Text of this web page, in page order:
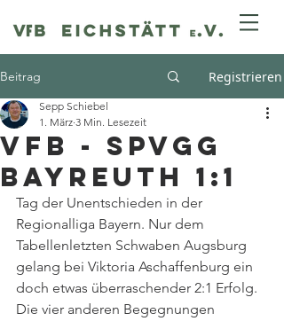
Beitrag Registrieren
VfB - SpVgg
Bayreuth 1:1
Sepp Schiebel
1. März 3 Min. Lesezeit
Tag der Unentschieden in der
Regionalliga Bayern. Nur dem
Tabellenletzten Schwaben Augsburg
gelang bei Viktoria Aschaffenburg ein
doch etwas überraschender 2:1 Erfolg.
Die vier anderen Begegnungen